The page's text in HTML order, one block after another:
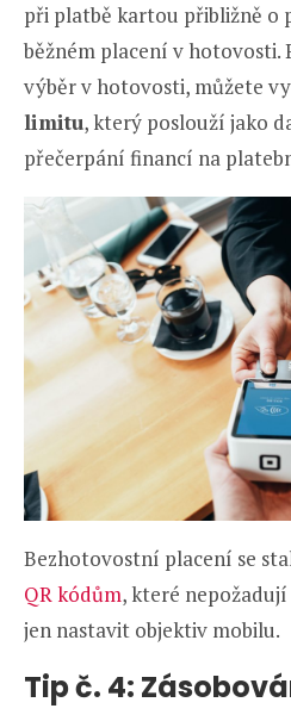
při platbě kartou přibližně o
běžném placení v hotovosti.
výběr v hotovosti, můžete
limitu, který poslouží jako
přečerpání financí na
Bezhotovostní placení se
QR kódům, které
jen nastavit objektiv mobilu.
Tip č. 4: